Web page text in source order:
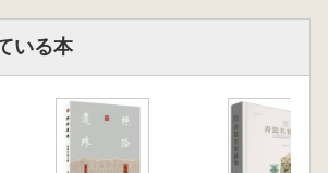
の特質、色彩の用い方、彫塑技法
その独自性を論じ、地域的特色
つわる歴史文化的な物語を紹介
が担ってきた豊かな文化的内涵と
らかにしています。
いる本